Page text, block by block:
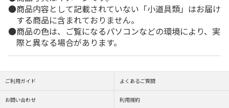
商品内容として記載されていない「小道具類」はお届け
する商品に含まれておりません。
商品の色は、ご覧になるパソコンなどの環境により、実
際と異なる場合があります。
ご利用ガイド よくあるご質問
お問い合わせ 利用規約